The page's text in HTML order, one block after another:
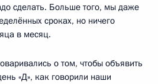
сделать. Больше того, мы даже
сроках, но ничего
в месяц.
о том, чтобы объявить
«Д», как говорили наши